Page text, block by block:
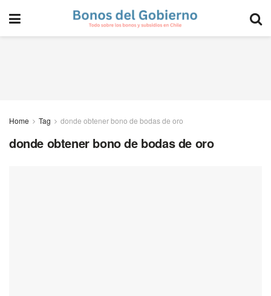
Home Tag donde obtener bono de bodas de oro
donde obtener bono de bodas de oro